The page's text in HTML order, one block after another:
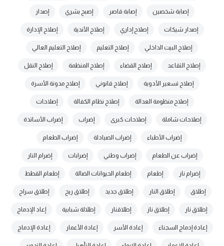
إصابة شخصين إصابة قاصر إصبح بشري إصدار
إصدار شيكات إصلاح إداري إصلاح الأندية إصلاح الإدارة
إصلاح البيت الداخلي إصلاح التعليم إصلاح التعليم العالي
إصلاح التقاعد إصلاح القضاء إصلاح المنظمة إصلاح النقل
إصلاح تسعير الأدوية إصلاح قانوني إصلاح مدونة الأسرة
إصلاح منظومة العدالة إصلاح نظام الكفالة إصلاحات
إصلاحات شاملة إصلاحات كبرى إضراب إضراب الأساتذة
إضراب الأطباء إضراب الصيادلة إضراب الطعام
إضراب عن الطعام إضراب وطني إضرابات إضرام النار
إضرام نار إطعام إطعام الحيوانات الضالة إطعام القطط
إطلاق إطلاق النار إطلاق جديد إطلاق ريح إطلاق سراح
إطلاق نار إطلاق ناز إطلاقنار إطلالة شبابية إعاد الإدماج
إعادة إدماج السجناء إعادة الأسر إعادة الأعمار إعادة الإدماج